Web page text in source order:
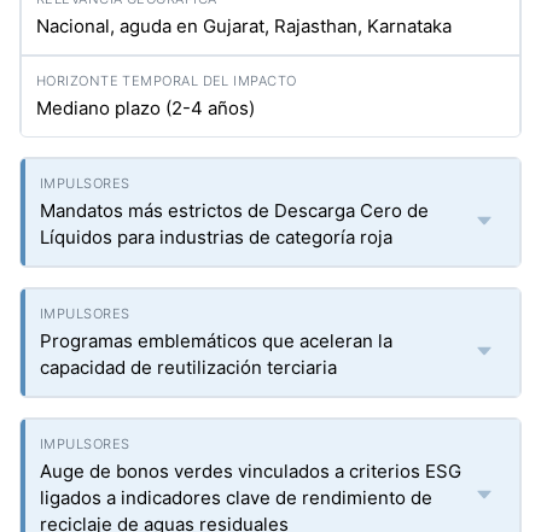
Nacional, aguda en Gujarat, Rajasthan, Karnataka
Mediano plazo (2-4 años)
Mandatos más estrictos de Descarga Cero de
Líquidos para industrias de categoría roja
Programas emblemáticos que aceleran la
capacidad de reutilización terciaria
Auge de bonos verdes vinculados a criterios ESG
ligados a indicadores clave de rendimiento de
reciclaje de aguas residuales